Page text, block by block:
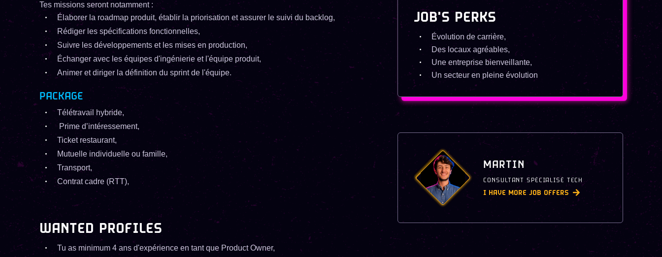
Tes missions seront notamment :
Élaborer la roadmap produit, établir la priorisation et assurer le suivi du backlog,
Rédiger les spécifications fonctionnelles,
Suivre les développements et les mises en production,
Échanger avec les équipes d'ingénierie et l'équipe produit,
Animer et diriger la définition du sprint de l'équipe.
PACKAGE
Télétravail hybride,
Prime d’intéressement,
Ticket restaurant,
Mutuelle individuelle ou famille,
Transport,
Contrat cadre (RTT),
WANTED PROFILES
Tu as minimum 4 ans d'expérience en tant que Product Owner,
JOB'S PERKS
Évolution de carrière,
Des locaux agréables,
Une entreprise bienveillante,
Un secteur en pleine évolution
MARTIN
CONSULTANT SPÉCIALISÉ TECH
I HAVE MORE JOB OFFERS